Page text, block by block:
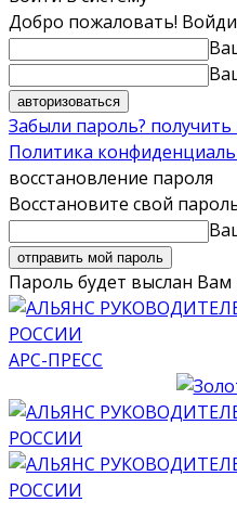
Добро пожаловать!
Забыли пароль?
Политика
восстановление пароля
Восстановите свой
Пароль будет выслан
АРС-ПРЕСС